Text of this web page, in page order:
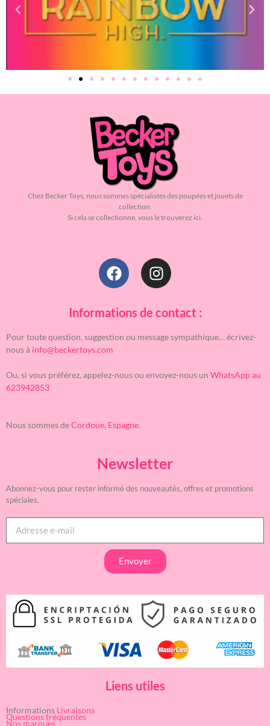
Chez Becker Toys, nous sommes spécialistes des poupées et jouets de
collection.
Si cela se collectionne, vous le trouverez ici.
Informations de contact :
Pour toute question, suggestion ou message sympathique… écrivez-
nous à info@beckertoys.com
Ou, si vous préférez, appelez-nous ou envoyez-nous un WhatsApp au
623942853
Nous sommes deCordoue, Espagne.
Newsletter
Abonnez-vous pour rester informé des nouveautés, offres et promotions
spéciales.
Envoyer
Liens utiles
Informations Livraisons
Questions fréquentes
Nos marques